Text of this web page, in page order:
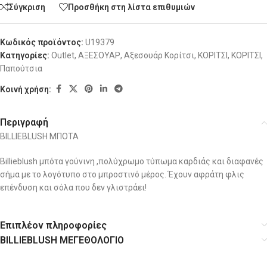
Σύγκριση Προσθήκη στη λίστα επιθυμιών
Κωδικός προϊόντος: U19379
Κατηγορίες: Outlet, ΑΞΕΣΟΥΑΡ, Αξεσουάρ Κορίτσι, ΚΟΡΙΤΣΙ , ΚΟΡΙΤΣΙ ,
Παπούτσια
Κοινή χρήση:
Περιγραφή
BILLIEBLUSH ΜΠΟΤΑ
Billieblush μπότα γούνινη ,πολύχρωμο τύπωμα καρδιάς και διαφανές
σήμα με το λογότυπο στο μπροστινό μέρος. Έχουν αφράτη φλις
επένδυση και σόλα που δεν γλιστράει!
Επιπλέον πληροφορίες
BILLIEBLUSH ΜΕΓΕΘΟΛΟΓΙΟ